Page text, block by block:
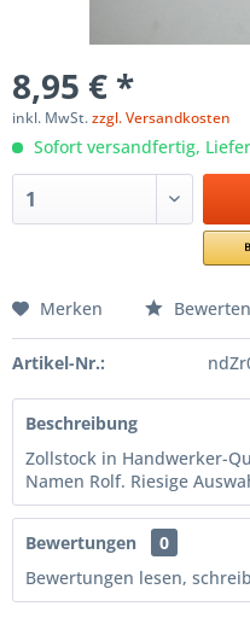
8,95 € *
inkl. MwSt.zzgl. Versandkosten
Sofort versandfertig,
Merken Bewerten
Artikel-Nr.:
Beschreibung
Zollstock in Handwerker-
Namen Rolf. Riesige
Bewertungen
0
Bewertungen lesen,